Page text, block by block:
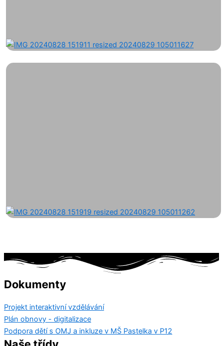
Dokumenty
Projekt interaktivní vzdělávání
Plán obnovy - digitalizace
Podpora dětí s OMJ a inkluze v MŠ Pastelka v P12